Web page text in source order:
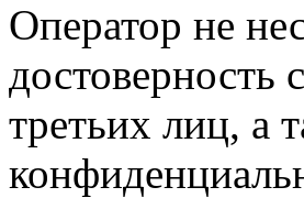
Оператор не
достоверность
третьих лиц, а